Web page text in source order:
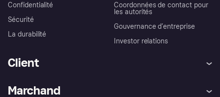
Confidentialité
Sécurité
La durabilité
Coordonnées de contact pour
les autorités
Gouvernance d’entreprise
Investor relations
Client
Marchand